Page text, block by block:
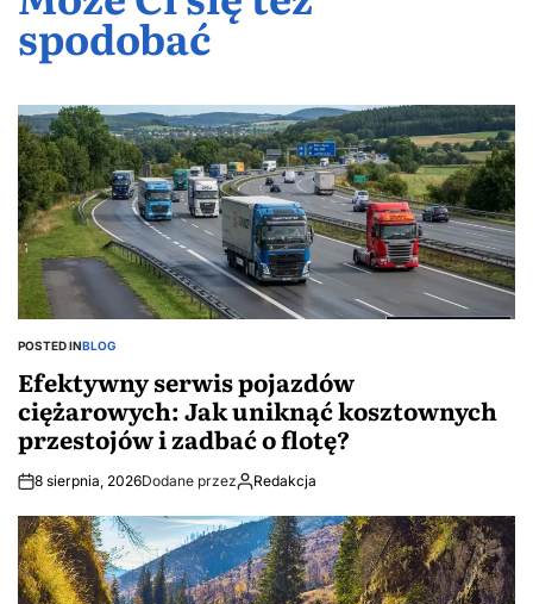
kapitału
zaciąganiu
kredytu
hipotecznego
prywatnym
wydaniu
– świat
mozaik
bez granic
płytki
betonem
spodobać
POSTED INBLOG
Efektywny serwis pojazdów
ciężarowych: Jak uniknąć kosztownych
przestojów i zadbać o flotę?
8 sierpnia, 2026Dodane przez Redakcja